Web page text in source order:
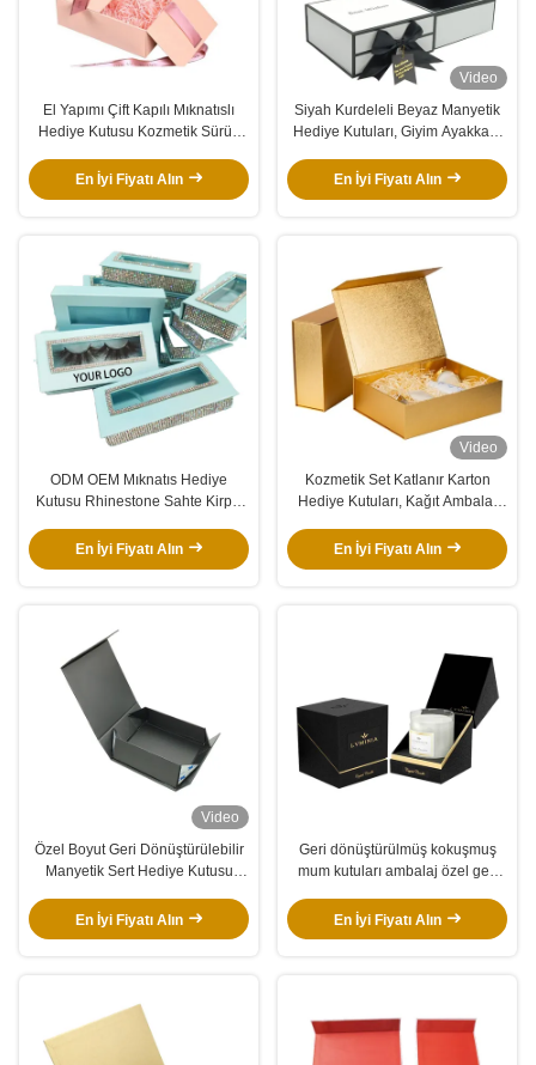
El Yapımı Çift Kapılı Mıknatıslı
Hediye Kutusu Kozmetik Sürüş
En İyi Fiyatı Alın
Video
Siyah Kurdeleli Beyaz Manyetik
Hediye Kutuları, Giyim Ayakkabı
En İyi Fiyatı Alın
ODM OEM Mıknatıs Hediye
Kutusu Rhinestone Sahte Kirpik
En İyi Fiyatı Alın
Video
Kozmetik Set Katlanır Karton
Hediye Kutuları, Kağıt Ambalaj
Kutuları
En İyi Fiyatı Alın
Video
Özel Boyut Geri Dönüştürülebilir
Manyetik Sert Hediye Kutusu
Kapaklı
En İyi Fiyatı Alın
Geri dönüştürülmüş kokuşmuş
mum kutuları ambalaj özel geri
kavanozu
En İyi Fiyatı Alın